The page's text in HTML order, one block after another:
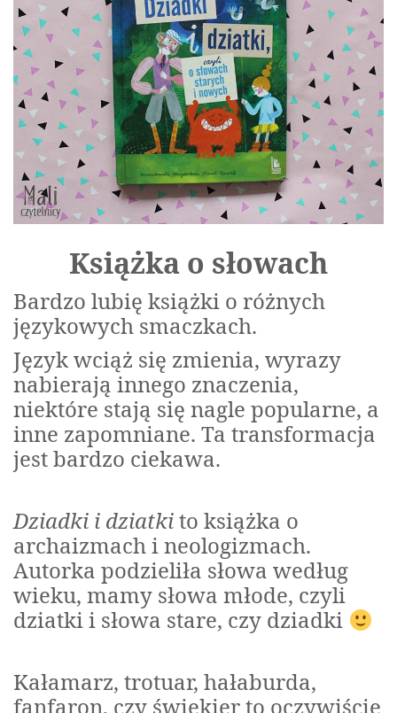
Książka o słowach
Bardzo lubię książki o różnych
językowych smaczkach.
Język wciąż się zmienia, wyrazy
nabierają innego znaczenia,
niektóre stają się nagle popularne, a
inne zapomniane. Ta transformacja
jest bardzo ciekawa.
Dziadki i dziatkito książka o
archaizmach i neologizmach.
Autorka podzieliła słowa według
wieku, mamy słowa młode, czyli
dziatki i słowa stare, czy dziadki
Kałamarz, trotuar, hałaburda,
fanfaron, czy świekier to oczywiście